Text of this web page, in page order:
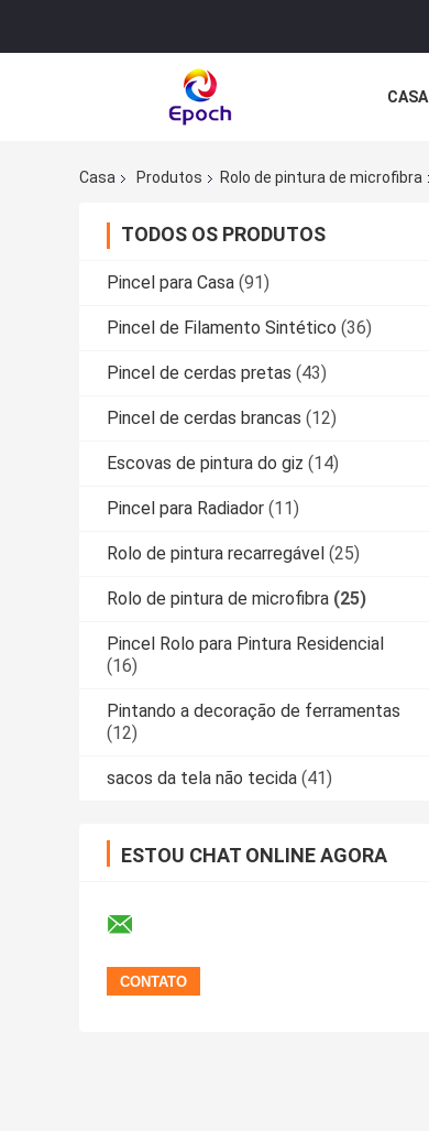
CASA
Casa Produtos Rolo de pintura de microfibra
TODOS OS PRODUTOS
Pincel para Casa (91)
Pincel de Filamento Sintético (36)
Pincel de cerdas pretas (43)
Pincel de cerdas brancas (12)
Escovas de pintura do giz (14)
Pincel para Radiador (11)
Rolo de pintura recarregável (25)
Rolo de pintura de microfibra (25)
Pincel Rolo para Pintura Residencial
(16)
Pintando a decoração de ferramentas
(12)
sacos da tela não tecida (41)
ESTOU CHAT ONLINE AGORA